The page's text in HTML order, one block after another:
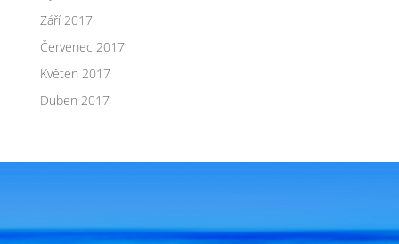
Září 2017
Červenec 2017
Květen 2017
Duben 2017